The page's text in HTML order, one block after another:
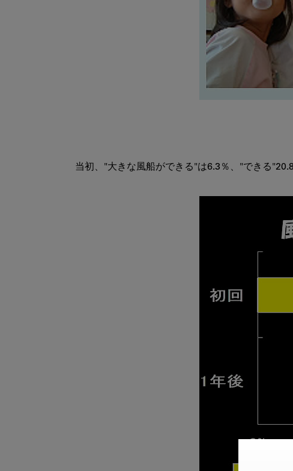
当初、"大きな風船ができる"は6.3％、"できる